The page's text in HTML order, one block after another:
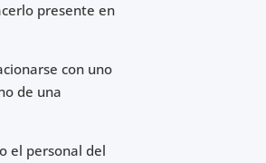
presente en
con uno
de una
el personal del